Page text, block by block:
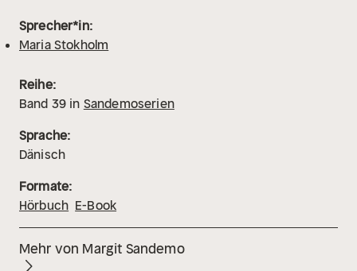
Sprecher*in:
Maria Stokholm
Reihe:
Band 39 in Sandemoserien
Sprache:
Dänisch
Formate:
Hörbuch E-Book
Mehr von Margit Sandemo